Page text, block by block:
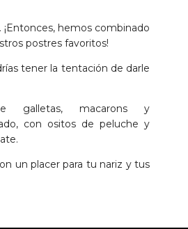
hemos combinado
postres favoritos!
tener la tentación de darle
galletas, macarons y
con ositos de peluche y
un placer para tu nariz y tus